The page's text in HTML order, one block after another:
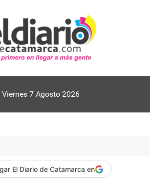
Viernes 7 Agosto 2026
El Diario de Catamarca en